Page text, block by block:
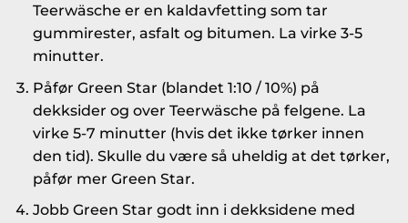
Teerwäsche er en kaldavfetting som tar
gummirester, asfalt og bitumen. La virke 3-5
minutter.
Påfør Green Star (blandet 1:10 / 10%) på
dekksider og over Teerwäsche på felgene. La
virke 5-7 minutter (hvis det ikke tørker innen
den tid). Skulle du være så uheldig at det tørker,
påfør mer Green Star.
Jobb Green Star godt inn i dekksidene med